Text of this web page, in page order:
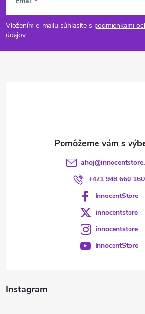
á
p
Vložením e-mailu súhlasíte s podmienkami
údajov
Instagram
ahoj@
+421 948 660 160
InnocentStore
innocentstore
innocentstore
InnocentStore